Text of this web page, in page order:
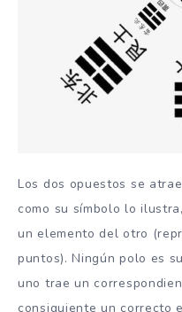
Los dos opuestos se
como su símbolo lo
un elemento del otro
puntos). Ningún polo es
uno trae un
consiguiente un correcto